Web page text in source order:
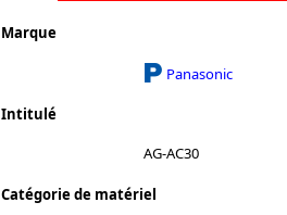
Marque
Panasonic
Intitulé
AG-AC30
Catégorie de matériel